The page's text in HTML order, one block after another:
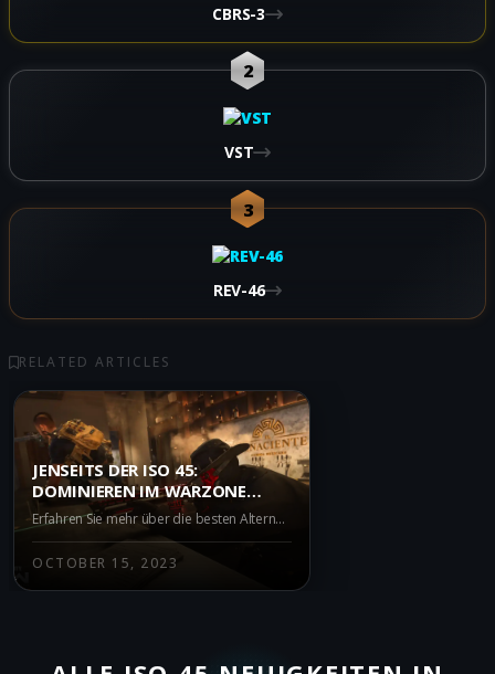
CBRS-3
2
VST
3
REV-46
RELATED ARTICLES
JENSEITS DER ISO 45:
DOMINIEREN IM WARZONE
BATTLE ROYALE MIT NEUEN
ALTERNATIVEN
Erfahren Sie mehr über die besten Alternativen zur ISO 45 in Warzone Battle Royale. Dieser Überblick enthält aktuelle Meta-Updates und bietet tiefgehende Analysen zu den stärksten Waffen, die Sie im Spiel nutzen können.
OCTOBER 15, 2023